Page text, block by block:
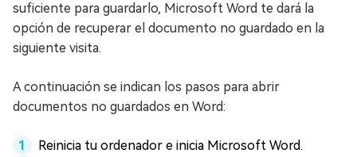
suficiente para guardarlo, Microsoft Word te dará la
opción de recuperar el documento no guardado en la
siguiente visita.
A continuación se indican los pasos para abrir
documentos no guardados en Word:
Reinicia tu ordenador e inicia Microsoft Word.